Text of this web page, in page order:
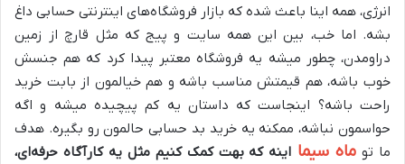
انرژی، همه اینا باعث شده که بازار فروشگاه‌های اینترنتی حسابی داغ
بشه. اما خب، بین این همه سایت و پیج که مثل قارچ از زمین
دراومدن، چطور میشه یه فروشگاه معتبر پیدا کرد که هم جنسش
خوب باشه، هم قیمتش مناسب باشه و هم خیالمون از بابت خرید
راحت باشه؟ اینجاست که داستان یه کم پیچیده میشه و اگه
حواسمون نباشه، ممکنه یه خرید بد حسابی حالمون رو بگیره. هدف
ما تو ماه سیما اینه که بهت کمک کنیم مثل یه کارآگاه حرفه‌ای،